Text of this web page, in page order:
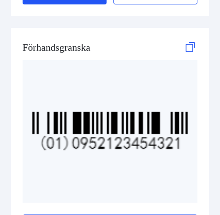
GS1 DataBar Stacked Omnidirectional
Medical Device Codes
Förhandsgranska